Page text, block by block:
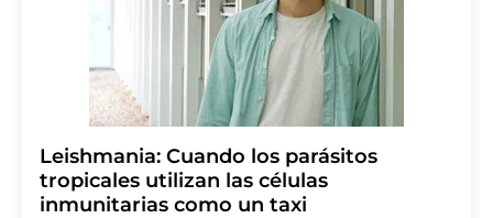
Leishmania: Cuando los parásitos
tropicales utilizan las células
inmunitarias como un taxi